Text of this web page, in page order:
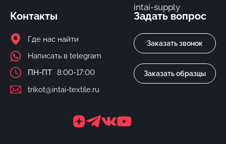
intai-supply
Контакты
Где нас найти
Написать в telegram
ПН-ПТ
8:00-17:00
trikot@intai-textile.ru
Задать вопрос
Заказать звонок
Заказать образцы